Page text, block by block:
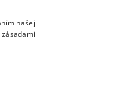
našej